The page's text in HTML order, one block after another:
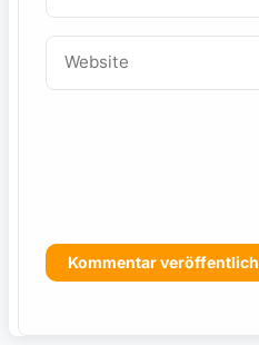
Adresse*
Website